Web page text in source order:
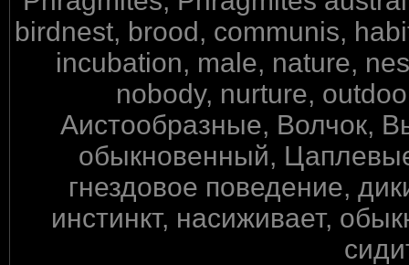
birdnest, brood, communis,
incubation, male, nature,
nobody, nurture,
Аистообразные, Волчок,
обыкновенный,
гнездовое поведение,
инстинкт, насиживает,